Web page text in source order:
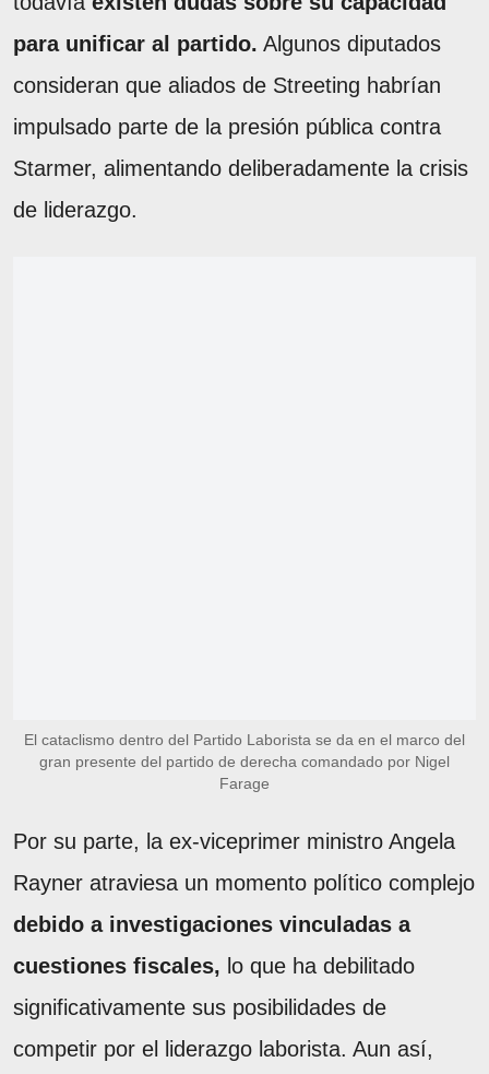
para unificar al partido. Algunos diputados
consideran que aliados de Streeting habrían
impulsado parte de la presión pública contra
Starmer, alimentando deliberadamente la crisis
de liderazgo.
El cataclismo dentro del Partido Laborista se da en el marco del
gran presente del partido de derecha comandado por Nigel
Farage
Por su parte, la ex-viceprimer ministro Angela
Rayner atraviesa un momento político complejo
debido a investigaciones vinculadas a
cuestiones fiscales, lo que ha debilitado
significativamente sus posibilidades de
competir por el liderazgo laborista. Aun así,